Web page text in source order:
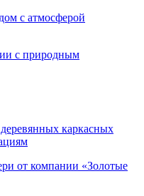
с атмосферой
с природным
каркасных
от компании «Золотые